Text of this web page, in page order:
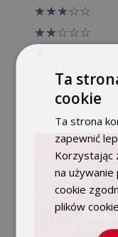
Ta
cookie
Ta strona
zapewnić
Korzystając
na
cookie
plików